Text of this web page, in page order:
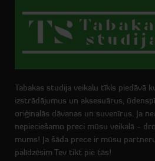
Tabakas studija veikalu tīkls piedāvā
izstrādājumus un aksesuārus,
oriģinalās dāvanas un suvenīrus. Ja
nepieciešamo preci mūsu veikalā -
mums! Ja šāda prece ir mūsu
palīdzēsim Tev tikt pie tās!